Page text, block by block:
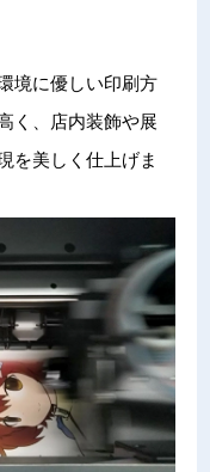
境に優しい印刷方
く、店内装飾や展
を美しく仕上げま